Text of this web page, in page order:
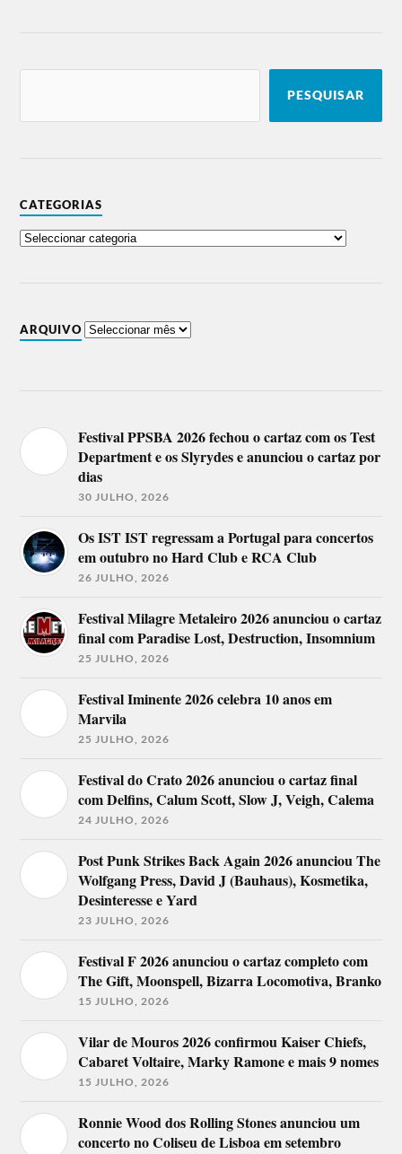
PESQUISAR
CATEGORIAS
ARQUIVO
Festival PPSBA 2026 fechou o cartaz com os Test
Department e os Slyrydes e anunciou o cartaz por
dias
30 JULHO, 2026
Os IST IST regressam a Portugal para concertos
em outubro no Hard Club e RCA Club
26 JULHO, 2026
Festival Milagre Metaleiro 2026 anunciou o cartaz
final com Paradise Lost, Destruction, Insomnium
25 JULHO, 2026
Festival Iminente 2026 celebra 10 anos em
Marvila
25 JULHO, 2026
Festival do Crato 2026 anunciou o cartaz final
com Delfins, Calum Scott, Slow J, Veigh, Calema
24 JULHO, 2026
Post Punk Strikes Back Again 2026 anunciou The
Wolfgang Press, David J (Bauhaus), Kosmetika,
Desinteresse e Yard
23 JULHO, 2026
Festival F 2026 anunciou o cartaz completo com
The Gift, Moonspell, Bizarra Locomotiva, Branko
15 JULHO, 2026
Vilar de Mouros 2026 confirmou Kaiser Chiefs,
Cabaret Voltaire, Marky Ramone e mais 9 nomes
15 JULHO, 2026
Ronnie Wood dos Rolling Stones anunciou um
concerto no Coliseu de Lisboa em setembro